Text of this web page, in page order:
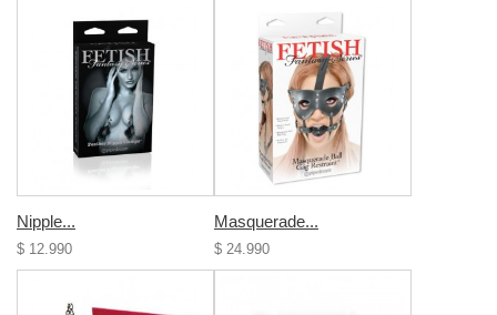
Nipple...
$ 12.990
Masquerade...
$ 24.990